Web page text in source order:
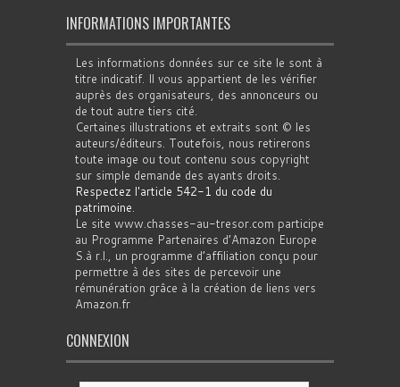
INFORMATIONS IMPORTANTES
Les informations données sur ce site le sont à
titre indicatif. Il vous appartient de les vérifier
auprès des organisateurs, des annonceurs ou
de tout autre tiers cité.
Certaines illustrations et extraits sont © les
auteurs/éditeurs. Toutefois, nous retirerons
toute image ou tout contenu sous copyright
sur simple demande des ayants droits.
Respectez l'article 542-1 du code du
patrimoine.
Le site www.chasses-au-tresor.com participe
au Programme Partenaires d’Amazon Europe
S.à r.l., un programme d’affiliation conçu pour
permettre à des sites de percevoir une
rémunération grâce à la création de liens vers
Amazon.fr
CONNEXION